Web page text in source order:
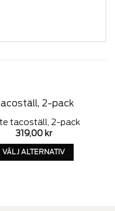
tacoställ, 2-pack
319,00 kr
VÄLJ ALTERNATIV